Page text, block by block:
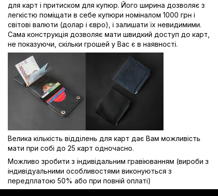
для карт і притиском для купюр. Його ширина дозволяє з
легкістю поміщати в себе купюри номіналом 1000 грн і
світові валюти (долар і євро), і залишати їх невидимими.
Сама конструкція дозволяє мати швидкий доступ до карт,
не показуючи, скільки грошей у Вас є в наявності.
Велика кількість відділень для карт дає Вам можливість
мати при собі до 25 карт одночасно.
Можливо зробити з індивідальним гравіюванням (вироби з
індивідуальними особливостями виконуються з
передплатою 50% або при повній оплаті)